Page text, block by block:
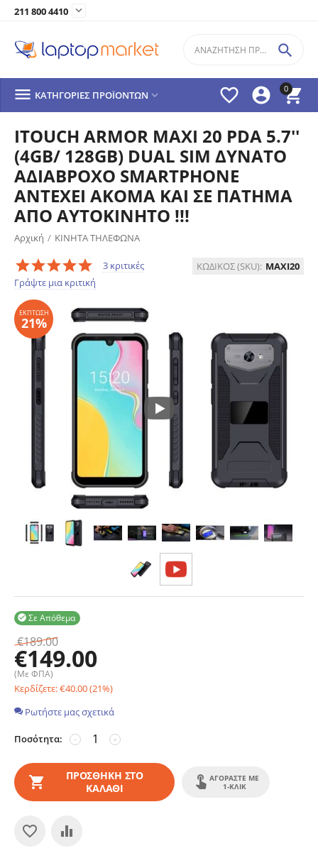
211 800 4410 
0




 ΚΑΤΗΓΟΡΊΕΣ ΠΡΟΪΌΝΤΩΝ 
ITOUCH ARMOR MAXI 20 PDA 5.7''
(4GB/ 128GB) DUAL SIM ΔΥΝΑΤΟ
ΑΔΙΑΒΡΟΧΟ SMARTPHONE
ΑΝΤΕΧΕΙ ΑΚΟΜΑ ΚΑΙ ΣΕ ΠΑΤΗΜΑ
ΑΠΟ ΑΥΤΟΚΙΝΗΤΟ !!!
Αρχική / ΚΙΝΗΤΑ ΤΗΛΕΦΩΝΑ
3 κριτικές
Γράψτε μια κριτική
ΚΩΔΙΚΟΣ (SKU): MAXI20
21%
Σε Απόθεμα

€189.00
€149.00
(Με ΦΠΑ)
Κερδίζετε:€40.00(21%)
Ρωτήστε μας σχετικά
Ποσότητα: +
−
ΠΡΟΣΘΉΚΗ ΣΤΟ
ΚΑΛΆΘΙ
ΑΓΟΡΆΣΤΕ ΜΕ
1-ΚΛΙΚ